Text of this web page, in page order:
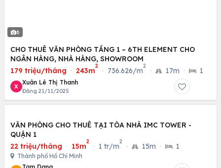
6
CHO THUÊ VĂN PHÒNG TẦNG 1 – 6TH ELEMENT CHO
NGÂN HÀNG, NHÀ HÀNG, SHOWROOM
179 triệu/tháng · 243m
2
· 736.626/m
2
· 17m · 1
X
Xuân Lê Thị Thanh
Đăng 21/11/2025
VĂN PHÒNG CHO THUÊ TẠI TÒA NHÀ IMC TOWER -
QUẬN 1
22 triệu/tháng · 15m
2
· 1 tr/m
2
· 15m · 1
Thành phố Hồ Chí Minh